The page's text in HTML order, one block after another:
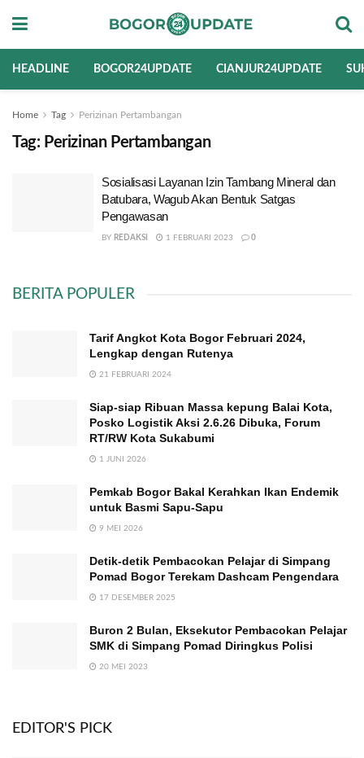
HEADLINE BOGOR24UPDATE CIANJUR24UPDATE
Home Tag Perizinan Pertambangan
Tag: Perizinan Pertambangan
Sosialisasi Layanan Izin Tambang Mineral dan
Batubara, Wagub Akan Bentuk Satgas
Pengawasan
BY REDAKSI 1 FEBRUARI 2023 0
BERITA POPULER
Tarif Angkot Kota Bogor Februari 2024,
Lengkap dengan Rutenya
21 FEBRUARI 2024
Siap-siap Ribuan Massa kepung Balai Kota,
Posko Logistik Aksi 2.6.26 Dibuka, Forum
RT/RW Kota Sukabumi
1 JUNI 2026
Pemkab Bogor Bakal Kerahkan Ikan Endemik
untuk Basmi Sapu-Sapu
9 MEI 2026
Detik-detik Pembacokan Pelajar di Simpang
Pomad Bogor Terekam Dashcam Pengendara
17 DESEMBER 2025
Buron 2 Bulan, Eksekutor Pembacokan Pelajar
SMK di Simpang Pomad Diringkus Polisi
20 MEI 2023
EDITOR'S PICK